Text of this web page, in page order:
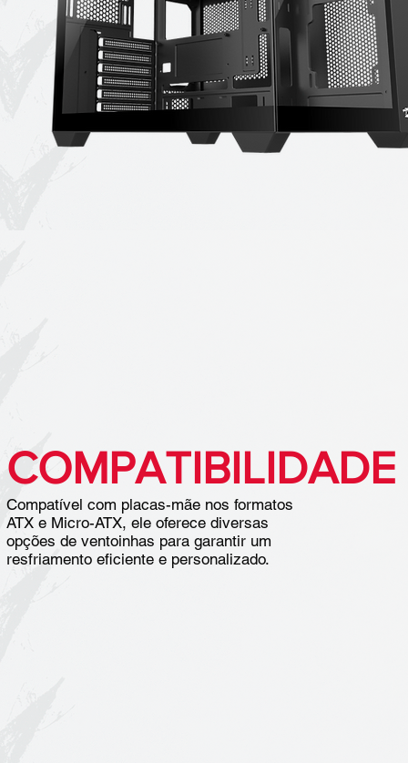
COMPATIBILIDADE
Compatível com placas-mãe nos formatos
ATX e Micro-ATX, ele oferece diversas
opções de ventoinhas para garantir um
resfriamento eficiente e personalizado.